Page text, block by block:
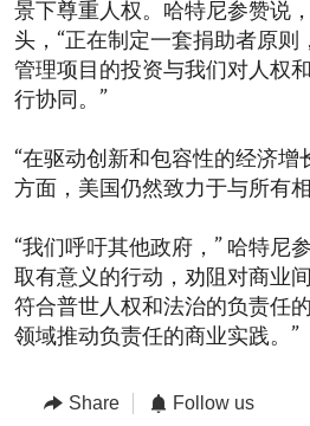
景下尊重人权。哈特尼参赞说
头，“正在制定一套捐助者原则
管理项目的投资与我们对人权
行协同。”
“在驱动创新和包容性的经济增
方面，美国仍然致力于与所有
“我们呼吁其他政府，” 哈特尼
取有意义的行动，劝阻对商业
符合普世人权和法治的负责任
领域推动负责任的商业实践。”
Share Follow us